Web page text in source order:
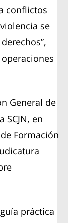
conflictos
se
General de
SCJN, en
Formación
práctica